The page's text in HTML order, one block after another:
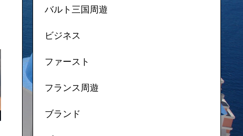
バルト三国周遊
ビジネス
ファースト
フランス周遊
ブランド